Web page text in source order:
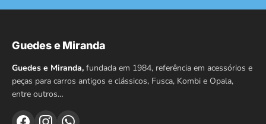
Guedes e Miranda
Guedes e Miranda, fundada em 1984, referência em acessórios e
peças para carros antigos e clássicos, Fusca, Kombi e Opala,
entre outros…